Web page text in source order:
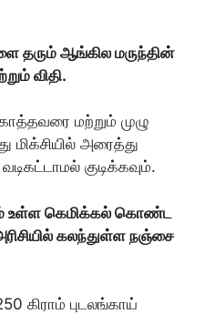
தரும் ஆங்கில மருந்தின்
விதி.
மற்றும் முழு
மிக்சியில் அரைத்து
குடிக்கவும்.
உள்ள கெமிக்கல் கொண்ட
கலந்துள்ள நஞ்சை
கிராம் புடலங்காய்